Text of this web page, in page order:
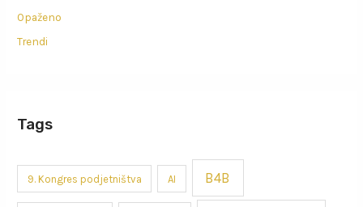
Opaženo
Trendi
Tags
9. Kongres podjetništva AI B4B